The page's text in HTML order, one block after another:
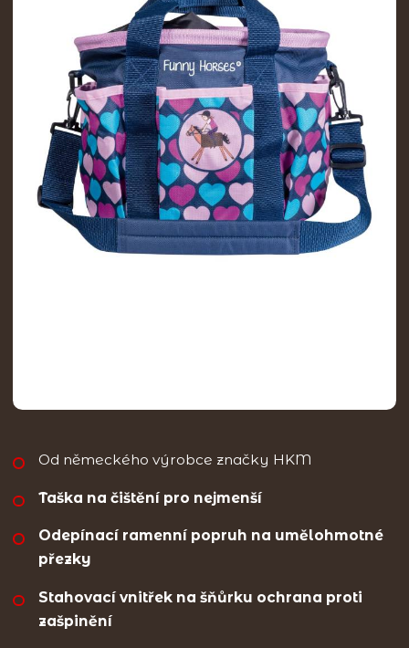
Od německého výrobce značky HKM
Taška na čištění pro nejmenší
Odepínací ramenní popruh na umělohmotné
přezky
Stahovací vnitřek na šňůrku ochrana proti
zašpinění